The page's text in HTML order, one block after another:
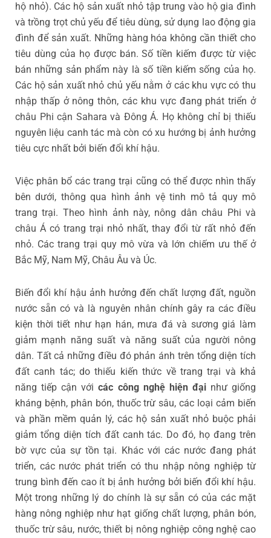
hộ nhỏ). Các hộ sản xuất nhỏ tập trung vào hộ gia đình
và trồng trọt chủ yếu để tiêu dùng, sử dụng lao động gia
đình để sản xuất. Những hàng hóa không cần thiết cho
tiêu dùng của họ được bán. Số tiền kiếm được từ việc
bán những sản phẩm này là số tiền kiếm sống của họ.
Các hộ sản xuất nhỏ chủ yếu nằm ở các khu vực có thu
nhập thấp ở nông thôn, các khu vực đang phát triển ở
châu Phi cận Sahara và Đông Á. Họ không chỉ bị thiếu
nguyên liệu canh tác mà còn có xu hướng bị ảnh hưởng
tiêu cực nhất bởi biến đổi khí hậu.
Việc phân bổ các trang trại cũng có thể được nhìn thấy
bên dưới, thông qua hình ảnh vệ tinh mô tả quy mô
trang trại. Theo hình ảnh này, nông dân châu Phi và
châu Á có trang trại nhỏ nhất, thay đổi từ rất nhỏ đến
nhỏ. Các trang trại quy mô vừa và lớn chiếm ưu thế ở
Bắc Mỹ, Nam Mỹ, Châu Âu và Úc.
Biến đổi khí hậu ảnh hưởng đến chất lượng đất, nguồn
nước sẵn có và là nguyên nhân chính gây ra các điều
kiện thời tiết như hạn hán, mưa đá và sương giá làm
giảm mạnh năng suất và năng suất của người nông
dân. Tất cả những điều đó phản ánh trên tổng diện tích
đất canh tác; do thiếu kiến thức về trang trại và khả
năng tiếp cận vớicác công nghệ hiện đại như giống
kháng bệnh, phân bón, thuốc trừ sâu, các loại cảm biến
và phần mềm quản lý, các hộ sản xuất nhỏ buộc phải
giảm tổng diện tích đất canh tác. Do đó, họ đang trên
bờ vực của sự tồn tại. Khác với các nước đang phát
triển, các nước phát triển có thu nhập nông nghiệp từ
trung bình đến cao ít bị ảnh hưởng bởi biến đổi khí hậu.
Một trong những lý do chính là sự sẵn có của các mặt
hàng nông nghiệp như hạt giống chất lượng, phân bón,
thuốc trừ sâu, nước, thiết bị nông nghiệp công nghệ cao